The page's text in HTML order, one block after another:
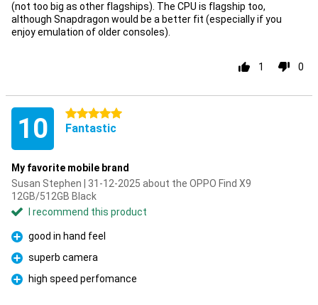
(not too big as other flagships). The CPU is flagship too,
although Snapdragon would be a better fit (especially if you
enjoy emulation of older consoles).
1 0
10 5 stars
Fantastic
My favorite mobile brand
Susan Stephen | 31-12-2025 about the OPPO Find X9
12GB/512GB Black
I recommend this product
Pro
good in hand feel
Pro
superb camera
Pro
high speed perfomance